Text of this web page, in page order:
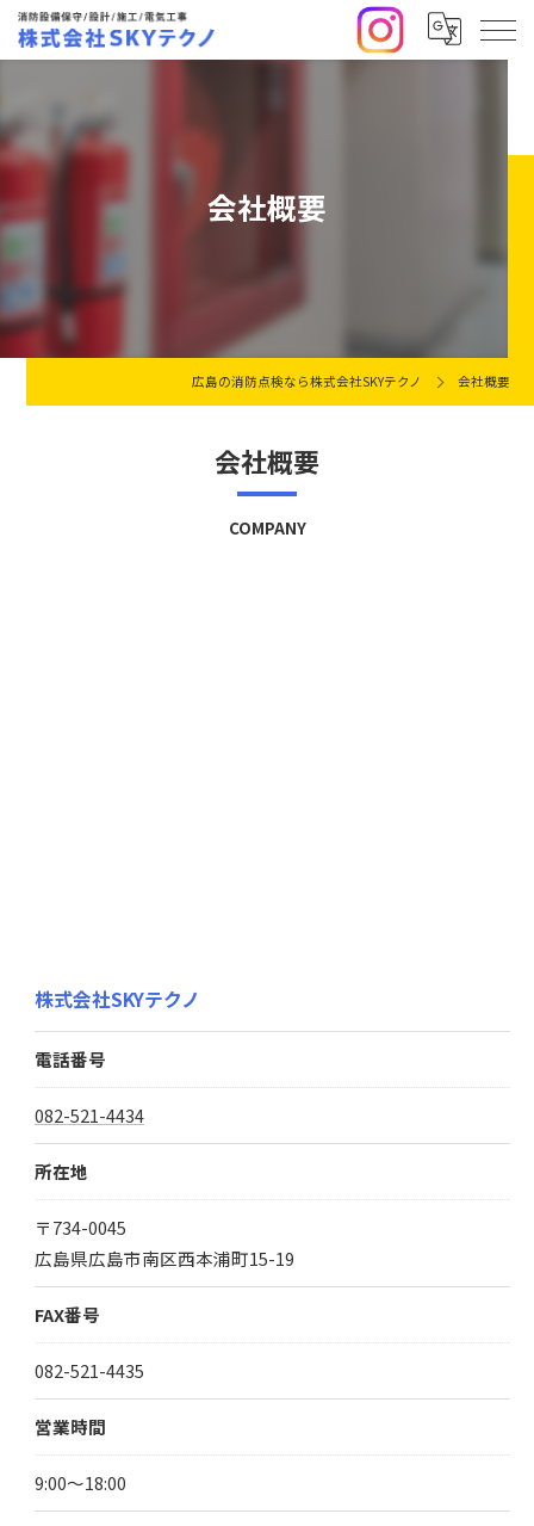
会社概要
広島の消防点検なら株式会社SKYテクノ 会社概要
会社概要
COMPANY
株式会社SKYテクノ
電話番号
082-521-4434
所在地
〒734-0045
広島県広島市南区西本浦町15-19
FAX番号
082-521-4435
営業時間
9:00～18:00